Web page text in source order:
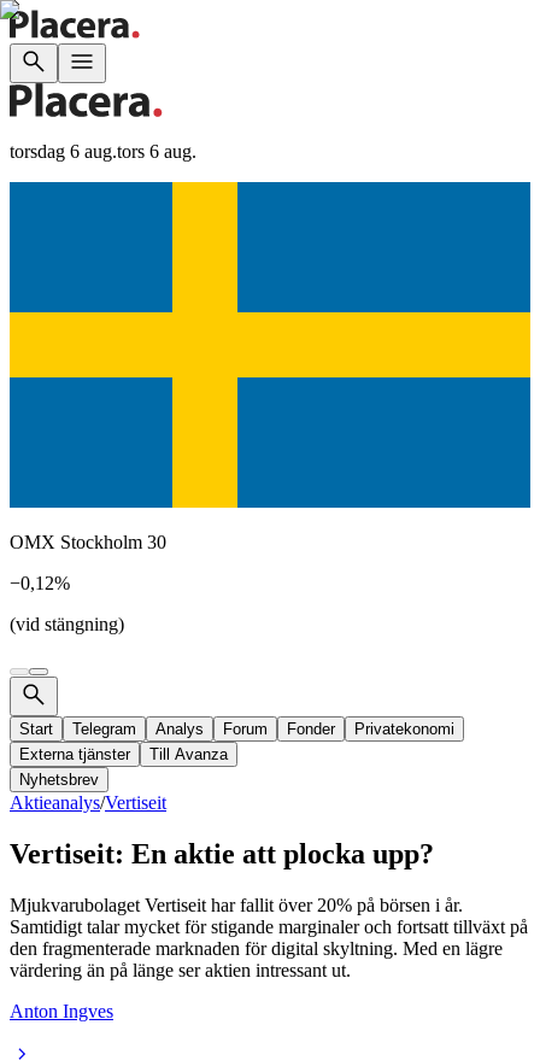
torsdag 6 aug.tors 6 aug.
OMX Stockholm 30
−0,12%
(vid stängning)
Start Telegram Analys Forum Fonder
Privatekonomi
Externa tjänster
Till Avanza
Nyhetsbrev
Aktieanalys/Vertiseit
Vertiseit: En aktie att plocka upp?
Mjukvarubolaget Vertiseit har fallit över 20% på börsen i år.
Samtidigt talar mycket för stigande marginaler och fortsatt tillväxt på
den fragmenterade marknaden för digital skyltning. Med en lägre
värdering än på länge ser aktien intressant ut.
Anton Ingves